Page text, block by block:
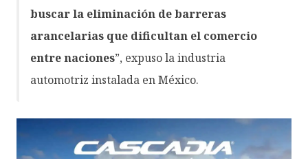
buscar la eliminación de barreras
arancelarias que dificultan el comercio
entre naciones”, expuso la industria
automotriz instalada en México.